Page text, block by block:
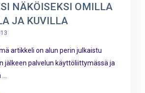
NÄKÖISEKSI OMILLA
JA KUVILLA
artikkeli on alun perin julkaistu
jälkeen palvelun käyttöliittymässä ja